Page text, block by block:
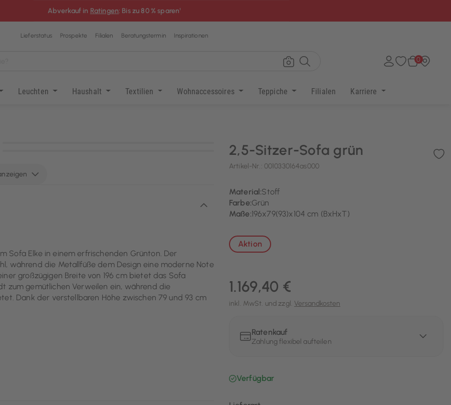
Abverkauf in Ratingen: Bis zu 80 % sparen¹
Lieferstatus Prospekte Filialen Beratungstermin Inspirationen
0
Leuchten Haushalt Textilien Wohnaccessoires Teppiche Filialen Karriere
Sofa Elke in einem erfrischenden Grünton. Der
während die Metallfüße dem Design eine moderne Note
großzügigen Breite von 196 cm bietet das Sofa
zum gemütlichen Verweilen ein, während die
Dank der verstellbaren Höhe zwischen 79 und 93 cm
2,5-Sitzer-Sofa grün
Artikel-Nr.: 0010330164as000
Material:Stoff
Farbe:Grün
Maße:196x79(93)x104 cm (BxHxT)
Aktion
1.169,40 €
inkl. MwSt. und zzgl. Versandkosten
Ratenkauf
Zahlung flexibel aufteilen
Verfügbar